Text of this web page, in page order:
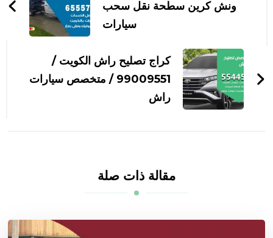
التدوينات
ونش كرين سطحة نقل سحب
سيارات
كراج تصليح راش الكويت /
99009551‬ / متخصص سيارات
راش
مقالة ذات صلة